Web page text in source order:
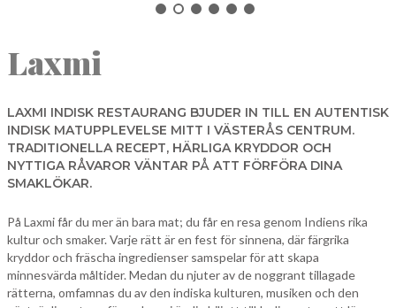
SALA
SKINNSKATTEBERG
SURAHAMMAR
VÄSTERÅS
Sök
Laxmi
LAXMI INDISK RESTAURANG BJUDER IN TILL EN AUTENTISK
INDISK MATUPPLEVELSE MITT I VÄSTERÅS CENTRUM.
TRADITIONELLA RECEPT, HÄRLIGA KRYDDOR OCH
NYTTIGA RÅVAROR VÄNTAR PÅ ATT FÖRFÖRA DINA
SMAKLÖKAR.
På Laxmi får du mer än bara mat; du får en resa genom Indiens rika
kultur och smaker. Varje rätt är en fest för sinnena, där färgrika
kryddor och fräscha ingredienser samspelar för att skapa
minnesvärda måltider. Medan du njuter av de noggrant tillagade
rätterna, omfamnas du av den indiska kulturen, musiken och den